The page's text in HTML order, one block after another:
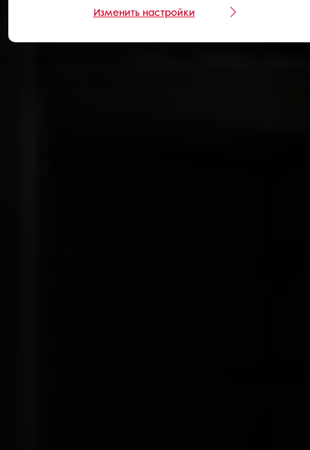
Изменить настройки